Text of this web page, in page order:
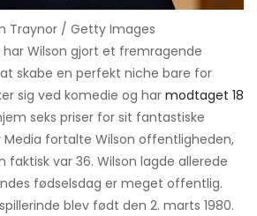
Traynor / Getty Images
har Wilson gjort et fremragende
skabe en perfekt niche bare for
sig ved komedie og har modtaget 18
seks priser for sit fantastiske
Media fortalte Wilson offentligheden,
faktisk var 36. Wilson lagde allerede
fødselsdag er meget offentlig.
blev født den 2. marts 1980.